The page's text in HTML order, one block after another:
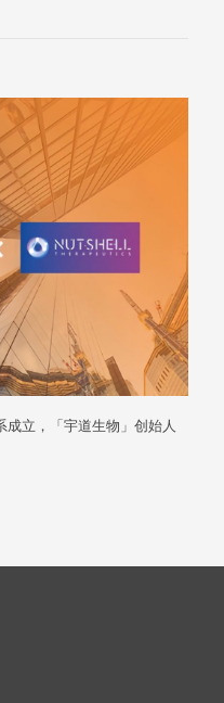
成立，「宇道生物」创始人